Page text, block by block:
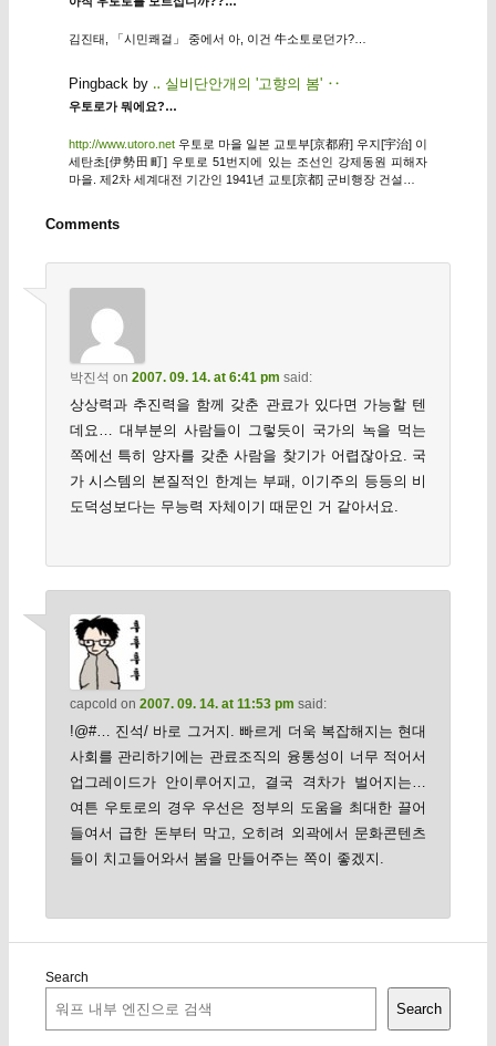
김진태, 「시민쾌걸」 중에서 아, 이건 牛소토로던가?…
Pingback by ‥ 실비단안개의 '고향의 봄' ‥
우토로가 뭐에요?…
http://www.utoro.net우토로 마을 일본 교토부[京都府] 우지[宇治] 이
세탄초[伊勢田町] 우토로 51번지에 있는 조선인 강제동원 피해자
마을. 제2차 세계대전 기간인 1941년 교토[京都] 군비행장 건설…
Comments
박진석 on 2007. 09. 14. at 6:41 pm said:
상상력과 추진력을 함께 갖춘 관료가 있다면 가능할 텐
데요… 대부분의 사람들이 그렇듯이 국가의 녹을 먹는
쪽에선 특히 양자를 갖춘 사람을 찾기가 어렵잖아요. 국
가 시스템의 본질적인 한계는 부패, 이기주의 등등의 비
도덕성보다는 무능력 자체이기 때문인 거 같아서요.
capcold on 2007. 09. 14. at 11:53 pm said:
!@#… 진석/ 바로 그거지. 빠르게 더욱 복잡해지는 현대
사회를 관리하기에는 관료조직의 융통성이 너무 적어서
업그레이드가 안이루어지고, 결국 격차가 벌어지는…
여튼 우토로의 경우 우선은 정부의 도움을 최대한 끌어
들여서 급한 돈부터 막고, 오히려 외곽에서 문화콘텐츠
들이 치고들어와서 붐을 만들어주는 쪽이 좋겠지.
Search
Search